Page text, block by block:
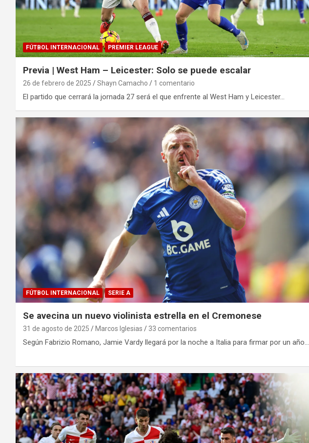
FÚTBOL INTERNACIONAL PREMIER LEAGUE
Previa | West Ham – Leicester: Solo se puede escalar
26 de febrero de 2025 Shayn Camacho 1 comentario
El partido que cerrará la jornada 27 será el que enfrente al West Ham y Leicester…
FÚTBOL INTERNACIONAL SERIE A
Se avecina un nuevo violinista estrella en el Cremonese
31 de agosto de 2025 Marcos Iglesias 33 comentarios
Según Fabrizio Romano, Jamie Vardy llegará por la noche a Italia para firmar por un año…